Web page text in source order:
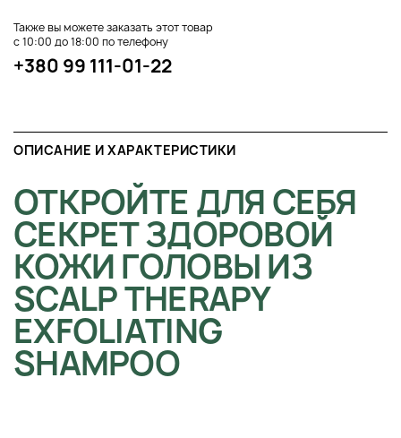
Также вы можете заказать этот товар
с 10:00 до 18:00 по телефону
+380 99 111-01-22
ОПИСАНИЕ И ХАРАКТЕРИСТИКИ
ОТКРОЙТЕ ДЛЯ СЕБЯ
СЕКРЕТ ЗДОРОВОЙ
КОЖИ ГОЛОВЫ ИЗ
SCALP THERAPY
EXFOLIATING
SHAMPOO